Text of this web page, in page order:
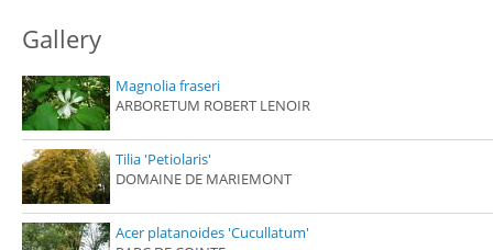
Gallery
Magnolia fraseri
ARBORETUM ROBERT LENOIR
Tilia 'Petiolaris'
DOMAINE DE MARIEMONT
Acer platanoides 'Cucullatum'